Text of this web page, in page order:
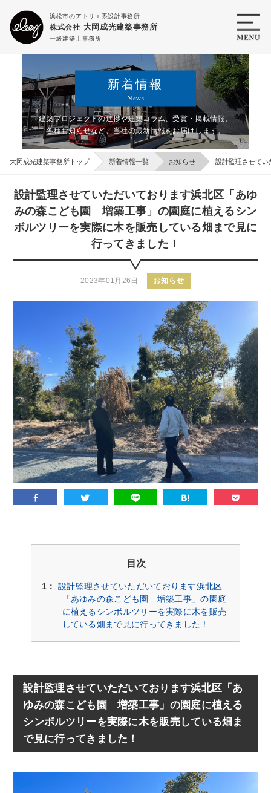
浜松市のアトリエ系設計事務所
株式会社 大岡成光建築事務所
一級建築士事務所
新着情報
News
建築プロジェクトの進捗や建築コラム、受賞・掲載情報、
各種お知らせなど、当社の最新情報をお届けします。
大岡成光建築事務所トップ 新着情報一覧 お知らせ 設計監理させて
設計監理させていただいております浜北区「あゆ
みの森こども園 増築工事」の園庭に植えるシン
ボルツリーを実際に木を販売している畑まで見に
行ってきました！
2023年01月26日 お知らせ
目次
1：
設計監理させていただいております浜北区
「あゆみの森こども園 増築工事」の園庭
に植えるシンボルツリーを実際に木を販売
している畑まで見に行ってきました！
設計監理させていただいております浜北区「あ
ゆみの森こども園 増築工事」の園庭に植える
シンボルツリーを実際に木を販売している畑ま
で見に行ってきました！